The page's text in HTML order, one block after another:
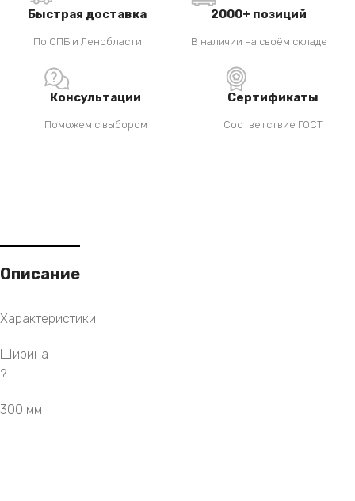
Быстрая доставка
По СПБ и Ленобласти
2000+ позиций
В наличии на своём складе
Консультации
Поможем с выбором
Сертификаты
Соответствие ГОСТ
Описание
Характеристики
Ширина
?
300 мм